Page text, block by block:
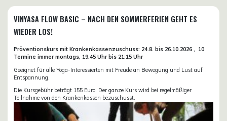
VINYASA FLOW BASIC – NACH DEN SOMMERFERIEN GEHT ES
WIEDER LOS!
Präventionskurs mit Krankenkassenzuschuss: 24.8. bis 26.10.2026 , 10
Termine immer montags, 19:45 Uhr bis 21:15 Uhr
Geeignet für alle Yoga-Interessierten mit Freude an Bewegung und Lust auf
Entspannung.
Die Kursgebühr beträgt 155 Euro. Der ganze Kurs wird bei regelmäßiger
Teilnahme von den Krankenkassen bezuschusst.